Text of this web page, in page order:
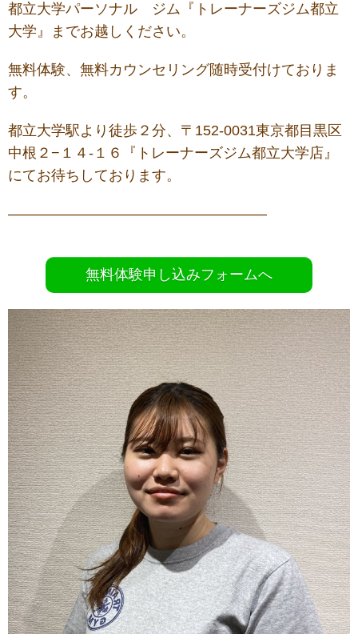
都立大学パーソナル ジム『トレーナーズジム都立
大学』までお越しください。
無料体験、無料カウンセリング随時受付けておりま
す。
都立大学駅より徒歩２分、〒152-0031東京都目黒区
中根２−１４-１６『トレーナーズジム都立大学店』
にてお待ちしております。
——————————————————
無料体験申し込みフォームへ